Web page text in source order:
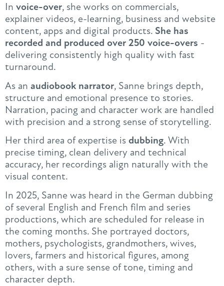
In voice-over, she works on commercials,
explainer videos, e-learning, business and website
content, apps and digital products. She has
recorded and produced over 250 voice-overs -
delivering consistently high quality with fast
turnaround.
As an audiobook narrator, Sanne brings depth,
structure and emotional presence to stories.
Narration, pacing and character work are handled
with precision and a strong sense of storytelling.
Her third area of expertise is dubbing. With
precise timing, clean delivery and technical
accuracy, her recordings align naturally with the
visual content.
In 2025, Sanne was heard in the German dubbing
of several English and French film and series
productions, which are scheduled for release in
the coming months. She portrayed doctors,
mothers, psychologists, grandmothers, wives,
lovers, farmers and historical figures, among
others, with a sure sense of tone, timing and
character depth.